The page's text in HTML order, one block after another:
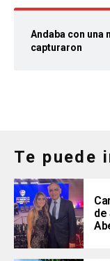
Andaba con una
capturaron
Te puede
de